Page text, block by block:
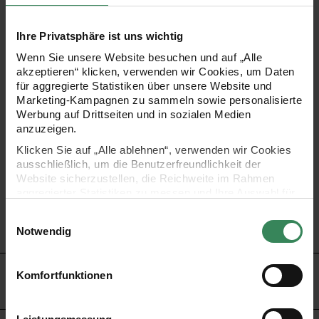
Ihre Privatsphäre ist uns wichtig
Wenn Sie unsere Website besuchen und auf „Alle
akzeptieren“ klicken, verwenden wir Cookies, um Daten
für aggregierte Statistiken über unsere Website und
Marketing-Kampagnen zu sammeln sowie personalisierte
Werbung auf Drittseiten und in sozialen Medien
anzuzeigen.
Klicken Sie auf „Alle ablehnen“, verwenden wir Cookies
ausschließlich, um die Benutzerfreundlichkeit der
Website sicherzustellen, die Reichweite im Rahmen
Ihre Einwilligung ist freiwillig und kann jederzeit über den
Link „Cookie-Einstellungen“ im Fußbereich der Seite
verwendeten Technologien und den Empfängern der
Daten finden Sie in unserer Datenschutzerklärung.
Notwendig
Komfortfunktionen
Dieser bezaubernde Stern-Aufhänger aus roten und weißen
Filzkugeln besteht zu 100% aus Schafwolle und bringt
weihnachtliche Freude in jedes Zuhause.
- perfekt zum Dekorieren in der Weihnachtszeit
- Farbe: Rot/Weiß
- Größe: 13x12,5x1,5cm
- Inhalt: 1 Stück
HERSTELLER